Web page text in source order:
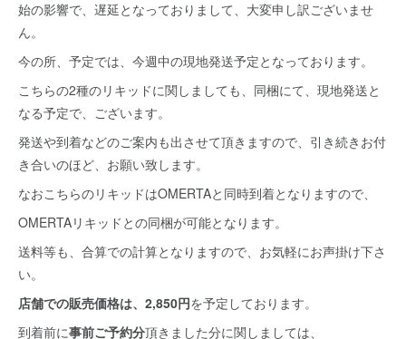
始の影響で、遅延となっておりまして、大変申し訳ございませ
ん。
今の所、予定では、今週中の現地発送予定となっております。
こちらの2種のリキッドに関しましても、同梱にて、現地発送と
なる予定で、ございます。
発送や到着などのご案内も出させて頂きますので、引き続きお付
き合いのほど、お願い致します。
なおこちらのリキッドはOMERTAと同時到着となりますので、
OMERTAリキッドとの同梱が可能となります。
送料等も、合算での計算となりますので、お気軽にお声掛け下さ
い。
店舗での販売価格は、2,850円を予定しております。
到着前に事前ご予約分頂きました分に関しましては、